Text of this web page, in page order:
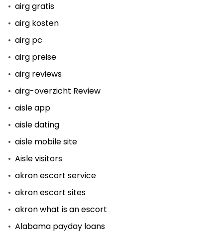
airg gratis
airg kosten
airg pc
airg preise
airg reviews
airg-overzicht Review
aisle app
aisle dating
aisle mobile site
Aisle visitors
akron escort service
akron escort sites
akron what is an escort
Alabama payday loans